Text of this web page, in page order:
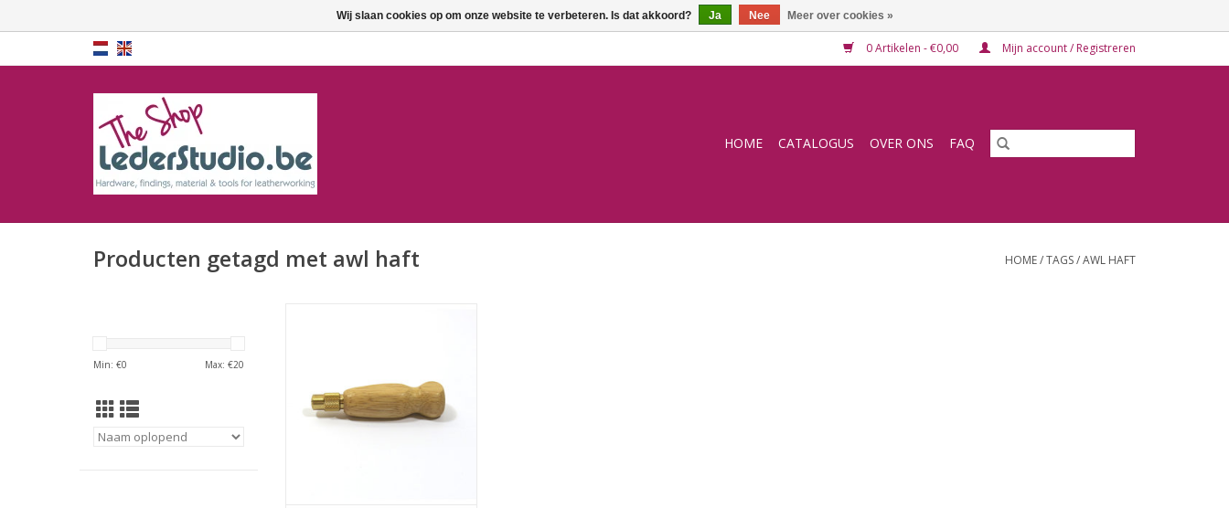
0 Artikelen - €0,00 Mijn account / Registreren
HOME CATALOGUS OVER ONS FAQ
Producten getagd met awl haft HOME/TAGS/AWL HAFT
Min: €0 Max: €20
Wij slaan cookies op om onze website te verbeteren. Is dat akkoord? Ja Nee Meer over cookies »